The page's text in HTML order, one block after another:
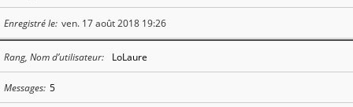
Enregistré le ven. 17 août 2018 19:26
Rang, Nom d’utilisateur LoLaure
Messages 5